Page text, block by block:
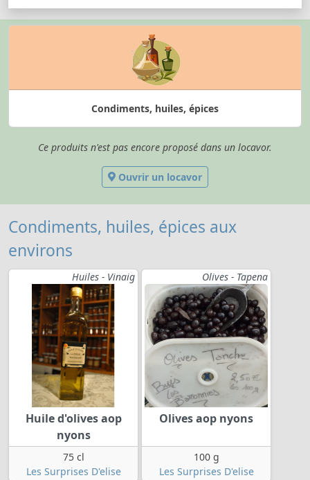
Condiments, huiles, épices
Ce produits n'est pas encore proposé dans un locavor.
Ouvrir un locavor
Condiments, huiles, épices aux
environs
Huiles - Vinaig
Huile d'olives aop
nyons
75 cl
Les Surprises D'elise
Olives - Tapena
Olives aop nyons
100 g
Les Surprises D'elise